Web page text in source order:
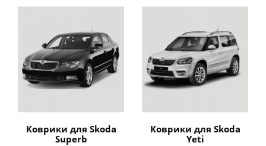
Коврики для Skoda
Superb
Коврики для Skoda
Yeti